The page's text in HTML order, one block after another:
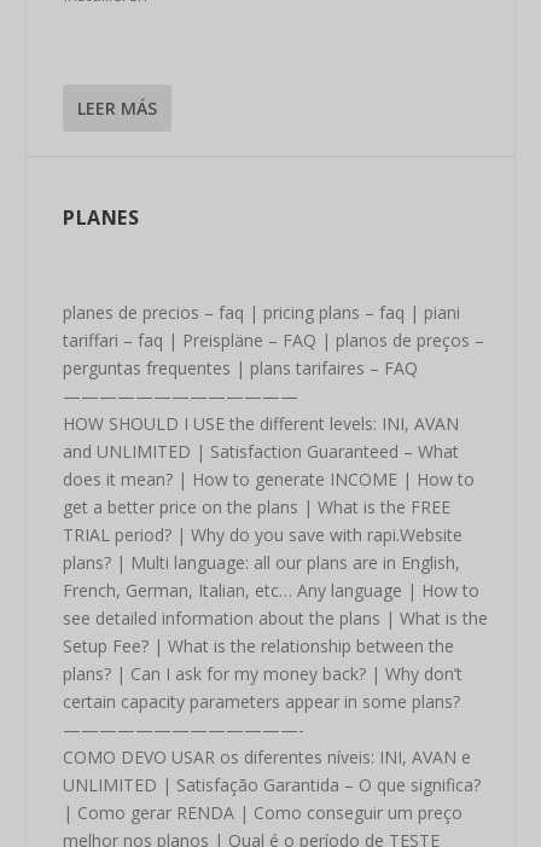
LEER MÁS
PLANES
planes de precios – faq | pricing plans – faq | piani
tariffari – faq | Preispläne – FAQ | planos de preços –
perguntas frequentes | plans tarifaires – FAQ
—————————————
HOW SHOULD I USE the different levels: INI, AVAN
and UNLIMITED | Satisfaction Guaranteed – What
does it mean? | How to generate INCOME | How to
get a better price on the plans | What is the FREE
TRIAL period? | Why do you save with rapi.Website
plans? | Multi language: all our plans are in English,
French, German, Italian, etc… Any language | How to
see detailed information about the plans | What is the
Setup Fee? | What is the relationship between the
plans? | Can I ask for my money back? | Why don’t
certain capacity parameters appear in some plans?
—————————————-
COMO DEVO USAR os diferentes níveis: INI, AVAN e
UNLIMITED | Satisfação Garantida – O que significa?
| Como gerar RENDA | Como conseguir um preço
melhor nos planos | Qual é o período de TESTE